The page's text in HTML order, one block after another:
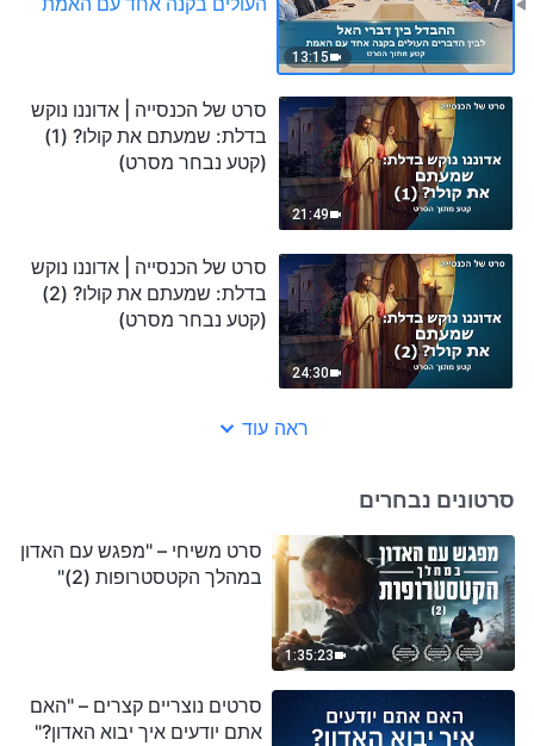
13:15
21:49
סרט של הכנסייה | אדוננו נוקש
בדלת: שמעתם את קולו? (1)
(קטע נבחר מסרט)
24:30
סרט של הכנסייה | אדוננו נוקש
בדלת: שמעתם את קולו? (2)
(קטע נבחר מסרט)
ראה עוד
סרטונים נבחרים
1:35:23
סרט משיחי – "מפגש עם האדון
במהלך הקטסטרופות (2)"
סרטים נוצריים קצרים – "האם
אתם יודעים איך יבוא האדון?"